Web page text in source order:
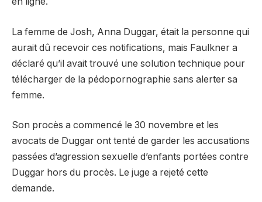
La femme de Josh, Anna Duggar, était la personne qui
aurait dû recevoir ces notifications, mais Faulkner a
déclaré qu’il avait trouvé une solution technique pour
télécharger de la pédopornographie sans alerter sa
femme.
Son procès a commencé le 30 novembre et les
avocats de Duggar ont tenté de garder les accusations
passées d’agression sexuelle d’enfants portées contre
Duggar hors du procès. Le juge a rejeté cette
demande.